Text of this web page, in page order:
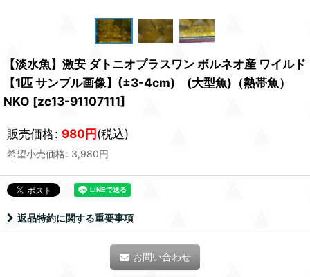
【淡水魚】激安 ダトニオプラスワン ボルネオ産 ワイルド
【1匹 サンプル画像】(±3-4cm) (大型魚)（熱帯魚）
NKO [zc13-91107111]
販売価格: 980円(税込)
希望小売価格: 3,980円
返品特約に関する重要事項
お問い合わせ